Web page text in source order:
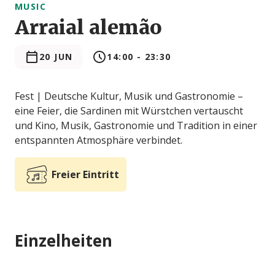
MUSIC
Arraial alemão
20 JUN 14:00 - 23:30
Fest | Deutsche Kultur, Musik und Gastronomie –
eine Feier, die Sardinen mit Würstchen vertauscht
und Kino, Musik, Gastronomie und Tradition in einer
entspannten Atmosphäre verbindet.
Freier Eintritt
Einzelheiten